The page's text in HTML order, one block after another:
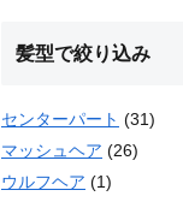
髪型で絞り込み
センターパート (31)
マッシュヘア (26)
ウルフヘア (1)